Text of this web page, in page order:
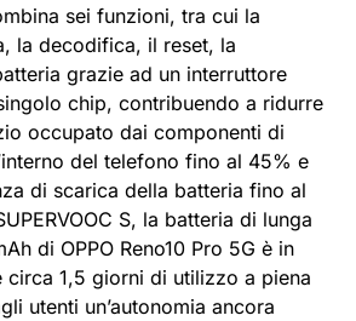
sei funzioni, tra cui la
la decodifica, il reset, la
grazie ad un interruttore
chip, contribuendo a ridurre
occupato dai componenti di
del telefono fino al 45% e
di scarica della batteria fino al
S, la batteria di lunga
di OPPO Reno10 Pro 5G è in
1,5 giorni di utilizzo a piena
utenti un’autonomia ancora